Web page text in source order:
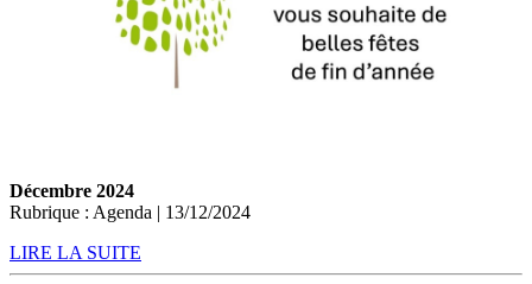
Décembre 2024
Rubrique : Agenda | 13/12/2024
LIRE LA SUITE